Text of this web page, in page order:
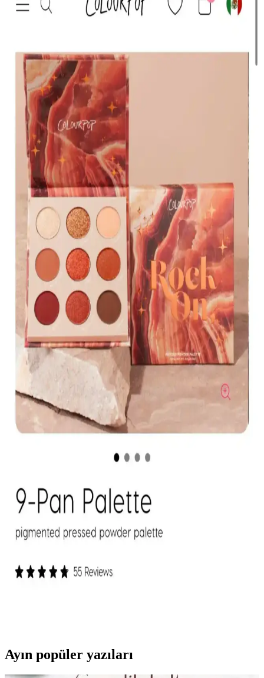
HBTasarim Fix 13’lü Kahverengi Fırça Seti, çeşitli makyaj
tekniklerine uygun, doğal kıllı ve kullanışlı fırçalar içerir, cilt dostu
The Glitter Lab Jel Formlu Parlak Glitter Paradise
Renkli Çok Yönlü Kullanım İçin
The Glitter Lab'in jel formüllü parlak glitteri, kolay uygulama, su
bazlı formülü ve doğal ışıltısıyla makyaj ve vücut süslemelerinde
tercih edilir.
KIKO Creamy Lipgloss 107 Magenta Dudak
Parlatıcısı: Canlı ve Uzun Süre Kalıcı Renkli
Makyaj
KIKO'nun 107 Magenta dudak parlatıcısı, yoğun renk ve parlaklık
sunar. Pratik uygulama ve uzun süre kalıcılığıyla günlük makyajda
tercih edilen, hafif ve nemlendirici formülüyle dikkat çeker.
Muğgan 3'lü Açılı Fırçalı Kaş Boyası Seti İncelemesi
ve Kullanıcı Yorumları
Muğgan 3'lü kaş boyası seti, suya ve tere dayanıklı formülüyle
pratik kullanım sağlar. Renk seçenekleri ve kullanıcı deneyimleri
hakkında detaylı bilgi içerir.
Koyu Göz Altı Morluklarını Kapatmada Renk
Düzelticiler ve Kapatıcıların Etkili Kullanımı
Koyu göz altı morlukları için şeftali ve turuncu renk düzelticiler ile
tam kapatıcılık sağlayan ürünlerin kullanımı, doğru uygulama
teknikleri ve önerilen markalar detaylı şekilde ele alınıyor.
Kapatıcı ve Fondöten Arasındaki Farklar ve
Başlangıç İçin Kapatıcının Avantajları
Kapatıcı ve fondöten arasındaki temel farklar, kullanım alanları ve
uygulama zorlukları makyaj başlangıcında tercih nedenlerini
Doğal Dudaklar İçin Uygun Seçenek
Mac XIMAL Silky Matte Ruj, yüksek pigmentasyon ve doğal
ambalajıyla öne çıkan şık bir makyaj ürünüdür.
Performansı ve Kullanıcı Deneyimleri
Ayın popüler yazıları